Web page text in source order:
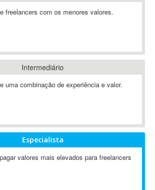
(AWT)
freelancers com os menores valores.
Intermediário
uma combinação de experiência e valor.
Especialista
valores mais elevados para freelancers